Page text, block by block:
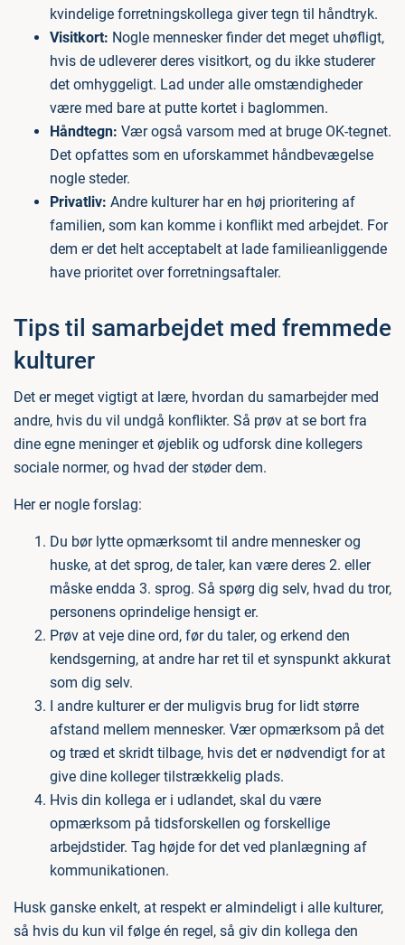
kvindelige forretningskollega giver tegn til håndtryk.
Visitkort: Nogle mennesker finder det meget uhøfligt,
hvis de udleverer deres visitkort, og du ikke studerer
det omhyggeligt. Lad under alle omstændigheder
være med bare at putte kortet i baglommen.
Håndtegn: Vær også varsom med at bruge OK-tegnet.
Det opfattes som en uforskammet håndbevægelse
nogle steder.
Privatliv: Andre kulturer har en høj prioritering af
familien, som kan komme i konflikt med arbejdet. For
dem er det helt acceptabelt at lade familieanliggende
have prioritet over forretningsaftaler.
Tips til samarbejdet med fremmede
kulturer
Det er meget vigtigt at lære, hvordan du samarbejder med
andre, hvis du vil undgå konflikter. Så prøv at se bort fra
dine egne meninger et øjeblik og udforsk dine kollegers
sociale normer, og hvad der støder dem.
Her er nogle forslag:
Du bør lytte opmærksomt til andre mennesker og
huske, at det sprog, de taler, kan være deres 2. eller
måske endda 3. sprog. Så spørg dig selv, hvad du tror,
personens oprindelige hensigt er.
Prøv at veje dine ord, før du taler, og erkend den
kendsgerning, at andre har ret til et synspunkt akkurat
som dig selv.
I andre kulturer er der muligvis brug for lidt større
afstand mellem mennesker. Vær opmærksom på det
og træd et skridt tilbage, hvis det er nødvendigt for at
give dine kolleger tilstrækkelig plads.
Hvis din kollega er i udlandet, skal du være
opmærksom på tidsforskellen og forskellige
arbejdstider. Tag højde for det ved planlægning af
kommunikationen.
Husk ganske enkelt, at respekt er almindeligt i alle kulturer,
så hvis du kun vil følge én regel, så giv din kollega den